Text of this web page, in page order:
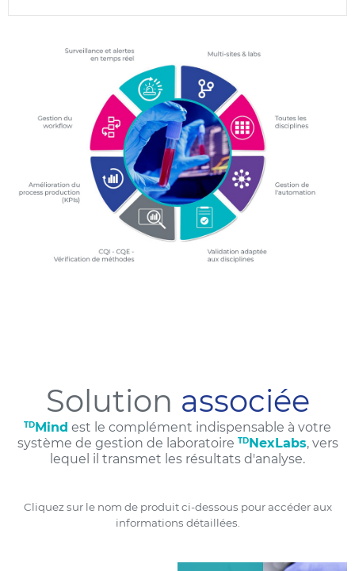
Solution associée
TDMind est le complément indispensable à votre
système de gestion de laboratoire TDNexLabs, vers
lequel il transmet les résultats d'analyse.
Cliquez sur le nom de produit ci-dessous pour accéder aux
informations détaillées.